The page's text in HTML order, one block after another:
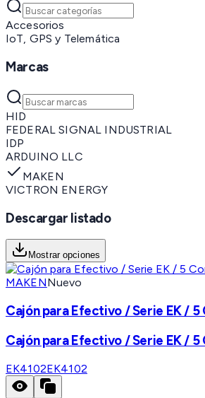
Accesorios
IoT, GPS y Telemática
Marcas
HID
FEDERAL SIGNAL INDUSTRIAL
IDP
ARDUINO LLC
MAKEN
VICTRON ENERGY
Descargar listado
Mostrar opciones
MAKENNuevo
Cajón para Efectivo / Serie EK /
Cajón para Efectivo / Serie EK /
EK4102EK4102